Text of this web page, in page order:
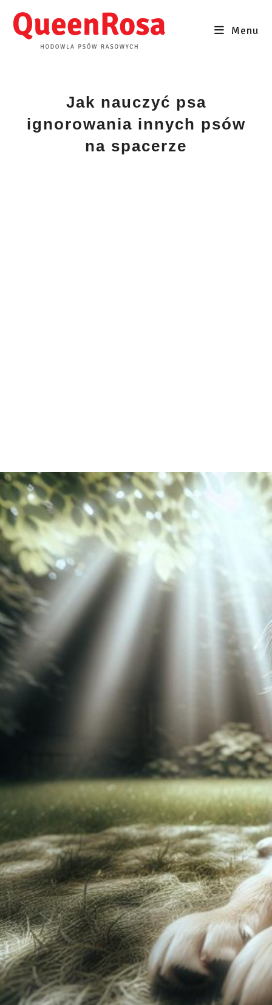
content
Menu
Jak nauczyć psa
ignorowania innych psów
na spacerze